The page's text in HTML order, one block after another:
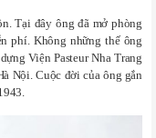
Tại đây ông đã mở phòng
phí. Không những thế ông
Viện Pasteur Nha Trang
Nội. Cuộc đời của ông gắn